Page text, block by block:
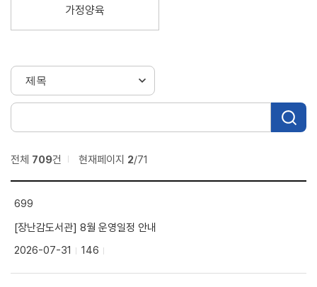
가정양육
전체 709건 현재페이지 2/71
699
[장난감도서관] 8월 운영일정 안내
2026-07-31
146